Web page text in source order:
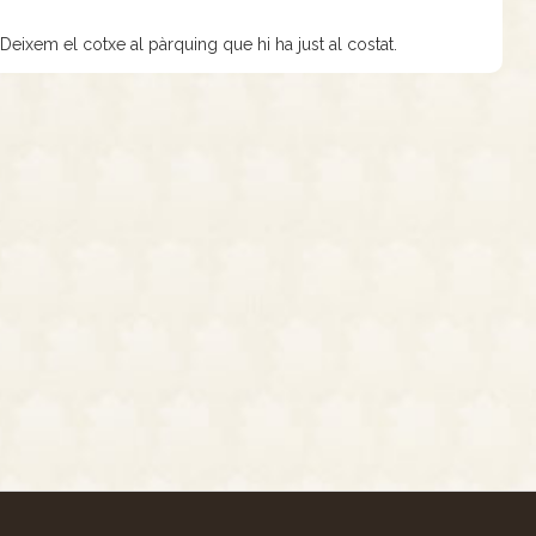
el cotxe al pàrquing que hi ha just al costat.